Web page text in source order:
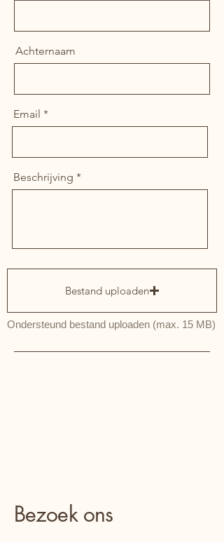
Achternaam
Email
Beschrijving
Bestand uploaden
Ondersteund bestand uploaden (max. 15 MB)
Bezoek ons